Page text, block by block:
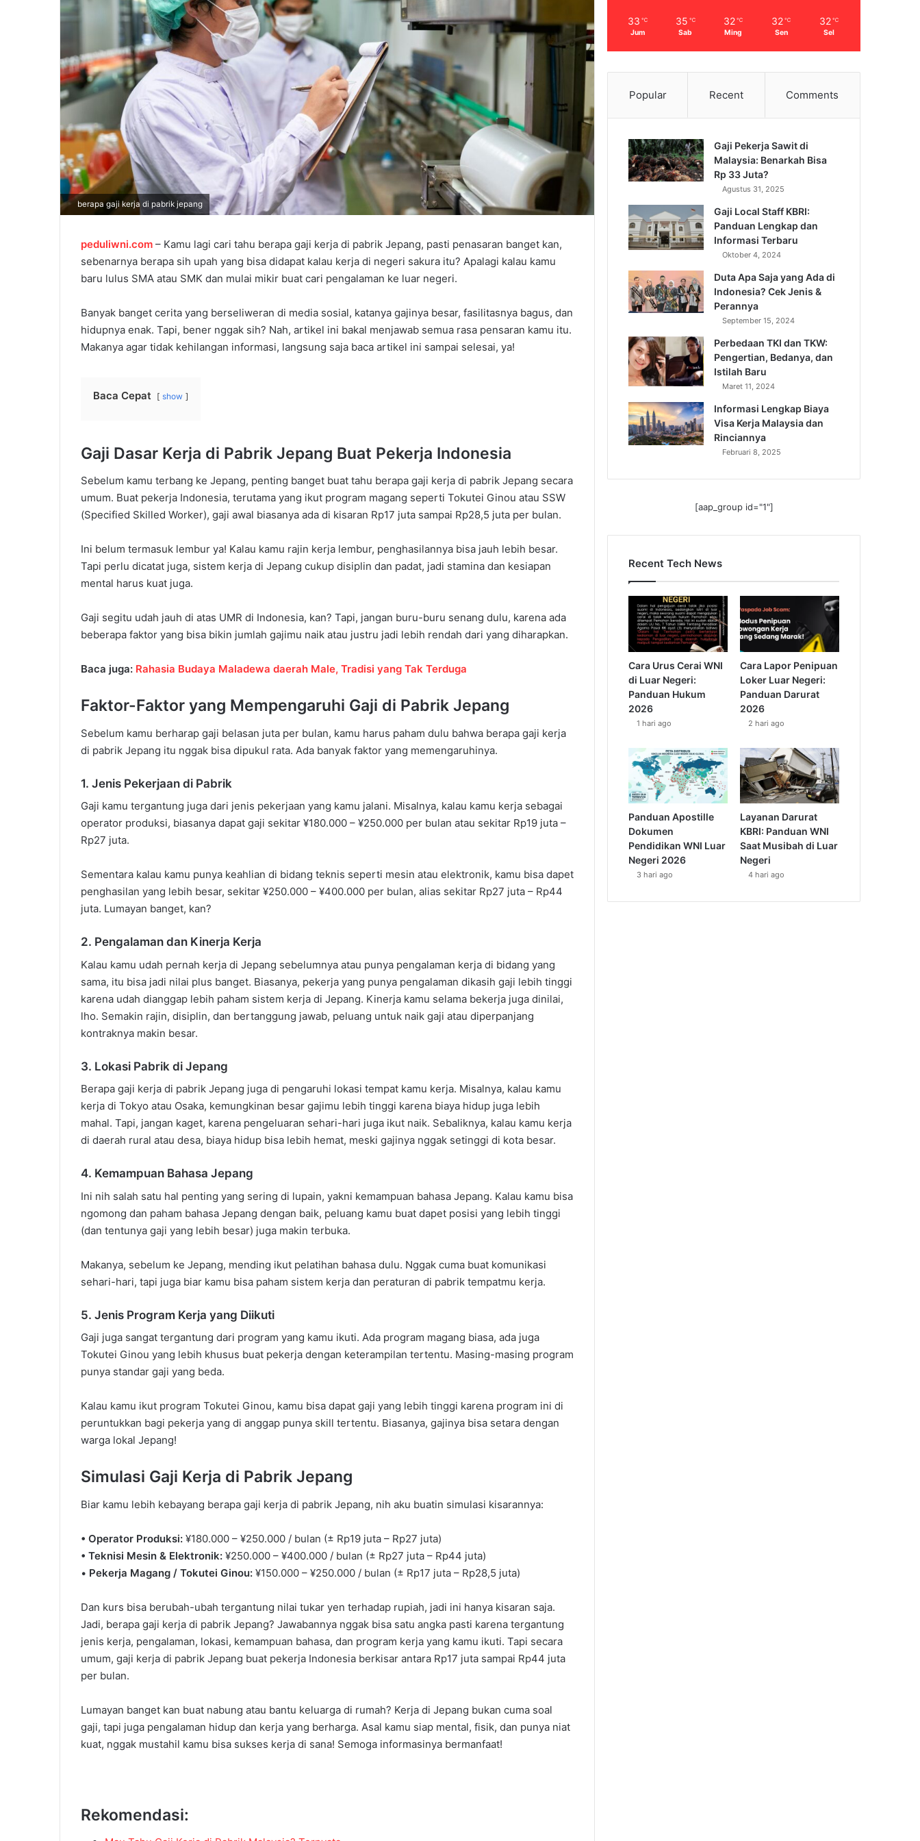
l
berapa gaji kerja di pabrik jepang
peduliwni.com – Kamu lagi cari tahu berapa gaji kerja di pabrik Jepang, pasti penasaran banget kan,
sebenarnya berapa sih upah yang bisa didapat kalau kerja di negeri sakura itu? Apalagi kalau kamu
baru lulus SMA atau SMK dan mulai mikir buat cari pengalaman ke luar negeri.
Banyak banget cerita yang berseliweran di media sosial, katanya gajinya besar, fasilitasnya bagus, dan
hidupnya enak. Tapi, bener nggak sih? Nah, artikel ini bakal menjawab semua rasa pensaran kamu itu.
Makanya agar tidak kehilangan informasi, langsung saja baca artikel ini sampai selesai, ya!
Baca Cepat show
Gaji Dasar Kerja di Pabrik Jepang Buat Pekerja Indonesia
Sebelum kamu terbang ke Jepang, penting banget buat tahu berapa gaji kerja di pabrik Jepang secara
umum. Buat pekerja Indonesia, terutama yang ikut program magang seperti Tokutei Ginou atau SSW
(Specified Skilled Worker), gaji awal biasanya ada di kisaran Rp17 juta sampai Rp28,5 juta per bulan.
Ini belum termasuk lembur ya! Kalau kamu rajin kerja lembur, penghasilannya bisa jauh lebih besar.
Tapi perlu dicatat juga, sistem kerja di Jepang cukup disiplin dan padat, jadi stamina dan kesiapan
mental harus kuat juga.
Gaji segitu udah jauh di atas UMR di Indonesia, kan? Tapi, jangan buru-buru senang dulu, karena ada
beberapa faktor yang bisa bikin jumlah gajimu naik atau justru jadi lebih rendah dari yang diharapkan.
Baca juga: Rahasia Budaya Maladewa daerah Male, Tradisi yang Tak Terduga
Faktor-Faktor yang Mempengaruhi Gaji di Pabrik Jepang
Sebelum kamu berharap gaji belasan juta per bulan, kamu harus paham dulu bahwa berapa gaji kerja
di pabrik Jepang itu nggak bisa dipukul rata. Ada banyak faktor yang memengaruhinya.
1. Jenis Pekerjaan di Pabrik
Gaji kamu tergantung juga dari jenis pekerjaan yang kamu jalani. Misalnya, kalau kamu kerja sebagai
operator produksi, biasanya dapat gaji sekitar ¥180.000 – ¥250.000 per bulan atau sekitar Rp19 juta –
Rp27 juta.
Sementara kalau kamu punya keahlian di bidang teknis seperti mesin atau elektronik, kamu bisa dapet
penghasilan yang lebih besar, sekitar ¥250.000 – ¥400.000 per bulan, alias sekitar Rp27 juta – Rp44
juta. Lumayan banget, kan?
2. Pengalaman dan Kinerja Kerja
Kalau kamu udah pernah kerja di Jepang sebelumnya atau punya pengalaman kerja di bidang yang
sama, itu bisa jadi nilai plus banget. Biasanya, pekerja yang punya pengalaman dikasih gaji lebih tinggi
karena udah dianggap lebih paham sistem kerja di Jepang. Kinerja kamu selama bekerja juga dinilai,
lho. Semakin rajin, disiplin, dan bertanggung jawab, peluang untuk naik gaji atau diperpanjang
kontraknya makin besar.
3. Lokasi Pabrik di Jepang
Berapa gaji kerja di pabrik Jepang juga di pengaruhi lokasi tempat kamu kerja. Misalnya, kalau kamu
kerja di Tokyo atau Osaka, kemungkinan besar gajimu lebih tinggi karena biaya hidup juga lebih
mahal. Tapi, jangan kaget, karena pengeluaran sehari-hari juga ikut naik. Sebaliknya, kalau kamu kerja
di daerah rural atau desa, biaya hidup bisa lebih hemat, meski gajinya nggak setinggi di kota besar.
4. Kemampuan Bahasa Jepang
Ini nih salah satu hal penting yang sering di lupain, yakni kemampuan bahasa Jepang. Kalau kamu bisa
ngomong dan paham bahasa Jepang dengan baik, peluang kamu buat dapet posisi yang lebih tinggi
(dan tentunya gaji yang lebih besar) juga makin terbuka.
Makanya, sebelum ke Jepang, mending ikut pelatihan bahasa dulu. Nggak cuma buat komunikasi
sehari-hari, tapi juga biar kamu bisa paham sistem kerja dan peraturan di pabrik tempatmu kerja.
5. Jenis Program Kerja yang Diikuti
Gaji juga sangat tergantung dari program yang kamu ikuti. Ada program magang biasa, ada juga
Tokutei Ginou yang lebih khusus buat pekerja dengan keterampilan tertentu. Masing-masing program
punya standar gaji yang beda.
Kalau kamu ikut program Tokutei Ginou, kamu bisa dapat gaji yang lebih tinggi karena program ini di
peruntukkan bagi pekerja yang di anggap punya skill tertentu. Biasanya, gajinya bisa setara dengan
warga lokal Jepang!
Simulasi Gaji Kerja di Pabrik Jepang
Biar kamu lebih kebayang berapa gaji kerja di pabrik Jepang, nih aku buatin simulasi kisarannya:
• Operator Produksi: ¥180.000 – ¥250.000 / bulan (± Rp19 juta – Rp27 juta)
• Teknisi Mesin & Elektronik: ¥250.000 – ¥400.000 / bulan (± Rp27 juta – Rp44 juta)
• Pekerja Magang / Tokutei Ginou: ¥150.000 – ¥250.000 / bulan (± Rp17 juta – Rp28,5 juta)
Dan kurs bisa berubah-ubah tergantung nilai tukar yen terhadap rupiah, jadi ini hanya kisaran saja.
Jadi, berapa gaji kerja di pabrik Jepang? Jawabannya nggak bisa satu angka pasti karena tergantung
jenis kerja, pengalaman, lokasi, kemampuan bahasa, dan program kerja yang kamu ikuti. Tapi secara
umum, gaji kerja di pabrik Jepang buat pekerja Indonesia berkisar antara Rp17 juta sampai Rp44 juta
per bulan.
Lumayan banget kan buat nabung atau bantu keluarga di rumah? Kerja di Jepang bukan cuma soal
gaji, tapi juga pengalaman hidup dan kerja yang berharga. Asal kamu siap mental, fisik, dan punya niat
kuat, nggak mustahil kamu bisa sukses kerja di sana! Semoga informasinya bermanfaat!
Rekomendasi:
33 ℃
Jum
35 ℃
Sab
32 ℃
Ming
32 ℃
Sen
32 ℃
Sel
Popular Recent Comments
Gaji Pekerja Sawit di
Malaysia: Benarkah Bisa
Rp 33 Juta?
Agustus 31, 2025
Gaji Local Staff KBRI:
Panduan Lengkap dan
Informasi Terbaru
Oktober 4, 2024
Duta Apa Saja yang Ada di
Indonesia? Cek Jenis &
Perannya
September 15, 2024
Perbedaan TKI dan TKW:
Pengertian, Bedanya, dan
Istilah Baru
Maret 11, 2024
Informasi Lengkap Biaya
Visa Kerja Malaysia dan
Rinciannya
Februari 8, 2025
[aap_group id="1"]
Recent Tech News
Cara Urus Cerai WNI
di Luar Negeri:
Panduan Hukum
2026
1 hari ago
Cara Lapor Penipuan
Loker Luar Negeri:
Panduan Darurat
2026
2 hari ago
Panduan Apostille
Dokumen
Pendidikan WNI Luar
Negeri 2026
3 hari ago
Layanan Darurat
KBRI: Panduan WNI
Saat Musibah di Luar
Negeri
4 hari ago